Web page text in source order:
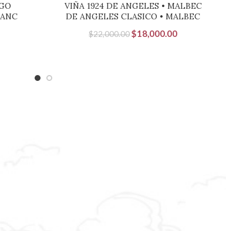
VIÑA 1924 DE ANGELES • MALBEC
DE ANGELES CLASICO • MALBEC
$22,000.00El
$18,000.00El